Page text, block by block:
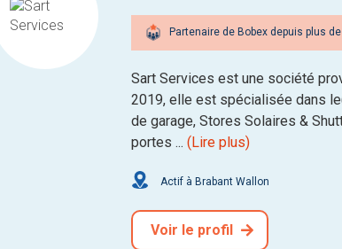
Partenaire de Bobex depuis plus
Sart Services est une société
2019, elle est spécialisée dans
de garage, Stores Solaires &
portes ...(Lire plus)
Actif à Brabant Wallon
Voir le profil